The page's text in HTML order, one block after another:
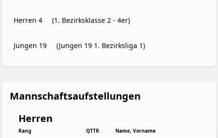
Herren 4 (1. Bezirksklasse 2 - 4er)
Jungen 19 (Jungen 19 1. Bezirksliga 1)
Mannschaftsaufstellungen
Herren
Rang QTTR Name, Vorname